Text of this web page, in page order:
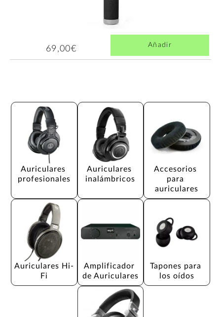
69,00€ Añadir
Auriculares
profesionales
Auriculares
inalámbricos
Accesorios
para
auriculares
Auriculares Hi-
Fi
Amplificador
de Auriculares
Tapones para
los oídos